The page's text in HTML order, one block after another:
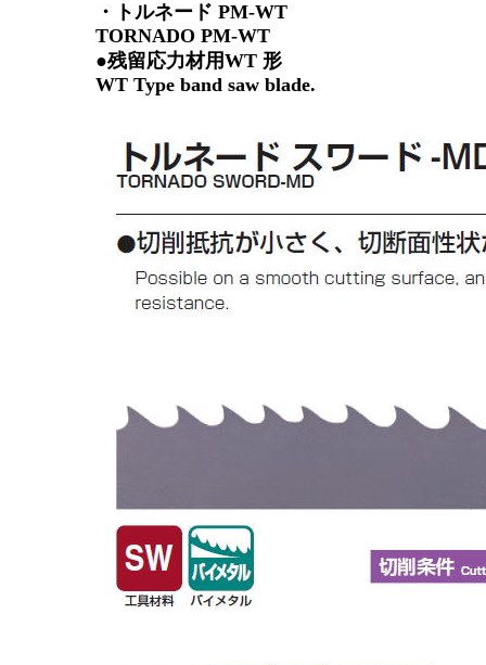
・トルネード PM-WT
TORNADO PM-WT
●残留応力材用WT 形
WT Type band saw blade.